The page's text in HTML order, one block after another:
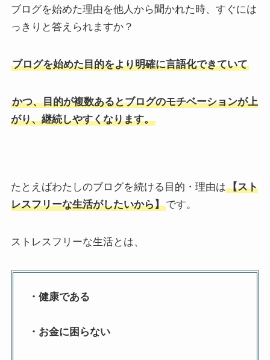
ブログを始めた理由を他人から聞かれた時、すぐには
っきりと答えられますか？
ブログを始めた目的をより明確に言語化できていて
かつ、目的が複数あるとブログのモチベーションが上
がり、継続しやすくなります。
たとえばわたしのブログを続ける目的・理由は【スト
レスフリーな生活がしたいから】です。
ストレスフリーな生活とは、
・健康である
・お金に困らない